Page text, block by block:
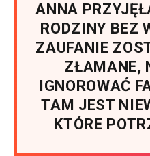
ANNA
RODZINY BEZ
ZAUFANIE
ZŁAMANE,
IGNOROWAĆ
TAM JEST
KTÓRE